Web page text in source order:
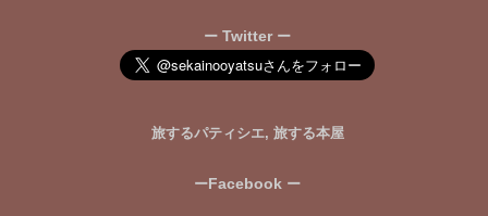
ー Twitter ー
旅するパティシエ, 旅する本屋
ーFacebook ー